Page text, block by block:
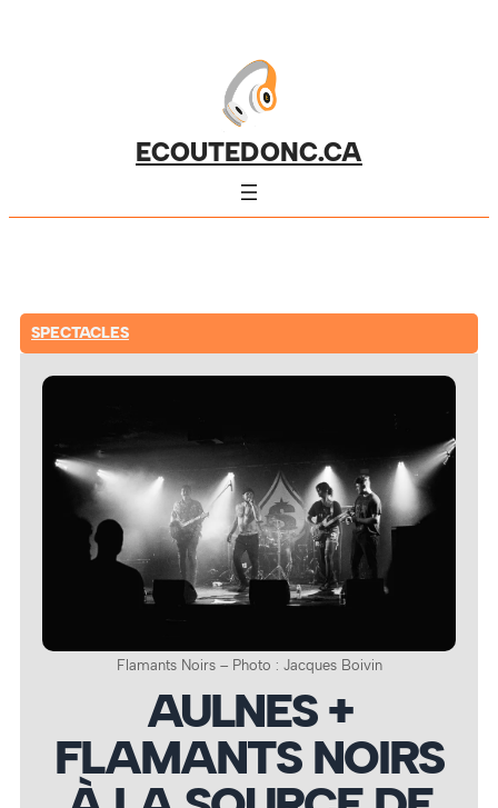
ECOUTEDONC.CA
SPECTACLES
Flamants Noirs – Photo : Jacques Boivin
AULNES +
FLAMANTS NOIRS